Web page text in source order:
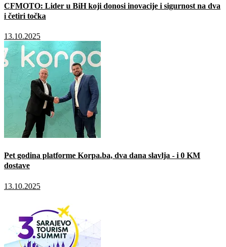
CFMOTO: Lider u BiH koji donosi inovacije i sigurnost na dva
i četiri točka
13.10.2025
Pet godina platforme Korpa.ba, dva dana slavlja - i 0 KM
dostave
13.10.2025